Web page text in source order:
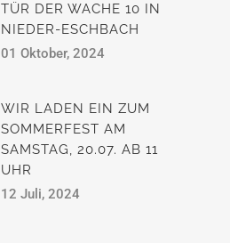
TÜR DER WACHE 10 IN
NIEDER-ESCHBACH
01 Oktober, 2024
WIR LADEN EIN ZUM
SOMMERFEST AM
SAMSTAG, 20.07. AB 11
UHR
12 Juli, 2024